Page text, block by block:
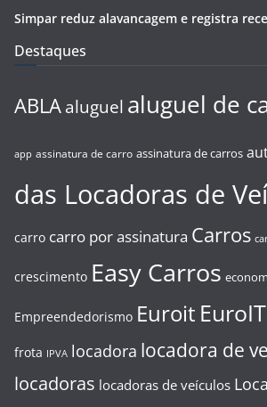
Simpar reduz alavancagem e registra
Destaques
ABLA aluguel aluguel de
app assinatura de carro assinatura de carros
das Locadoras de
carro carro por assinatura Carros
crescimento Easy Carros
Empreendedorismo Euroit
frota IPVA locadora locadora de
locadoras locadoras de veículos